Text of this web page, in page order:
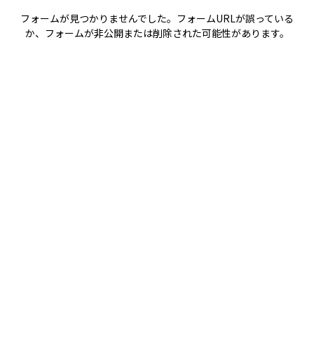
フォームが見つかりませんでした。フォームURLが誤っている
か、フォームが非公開または削除された可能性があります。